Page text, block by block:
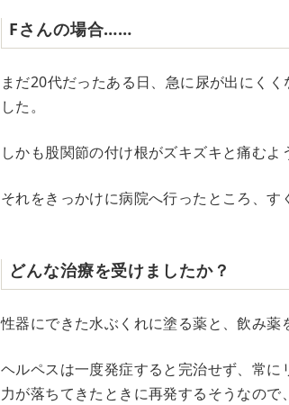
Fさんの場合……
まだ20代だったある日、急に尿が出にく
した。
しかも股関節の付け根がズキズキと痛むよ
それをきっかけに病院へ行ったところ、す
どんな治療を受けましたか？
性器にできた水ぶくれに塗る薬と、飲み薬
ヘルペスは一度発症すると完治せず、常
力が落ちてきたときに再発するそうなので